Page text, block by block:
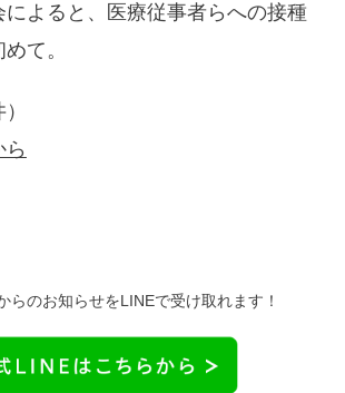
によると、医療従事者らへの接種
て。
らのお知らせをLINEで受け取れます！